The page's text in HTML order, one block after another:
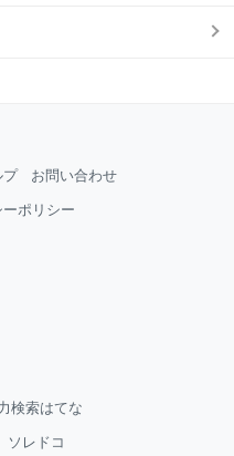
プ お問い合わせ
ポリシー
検索はてな
ソレドコ